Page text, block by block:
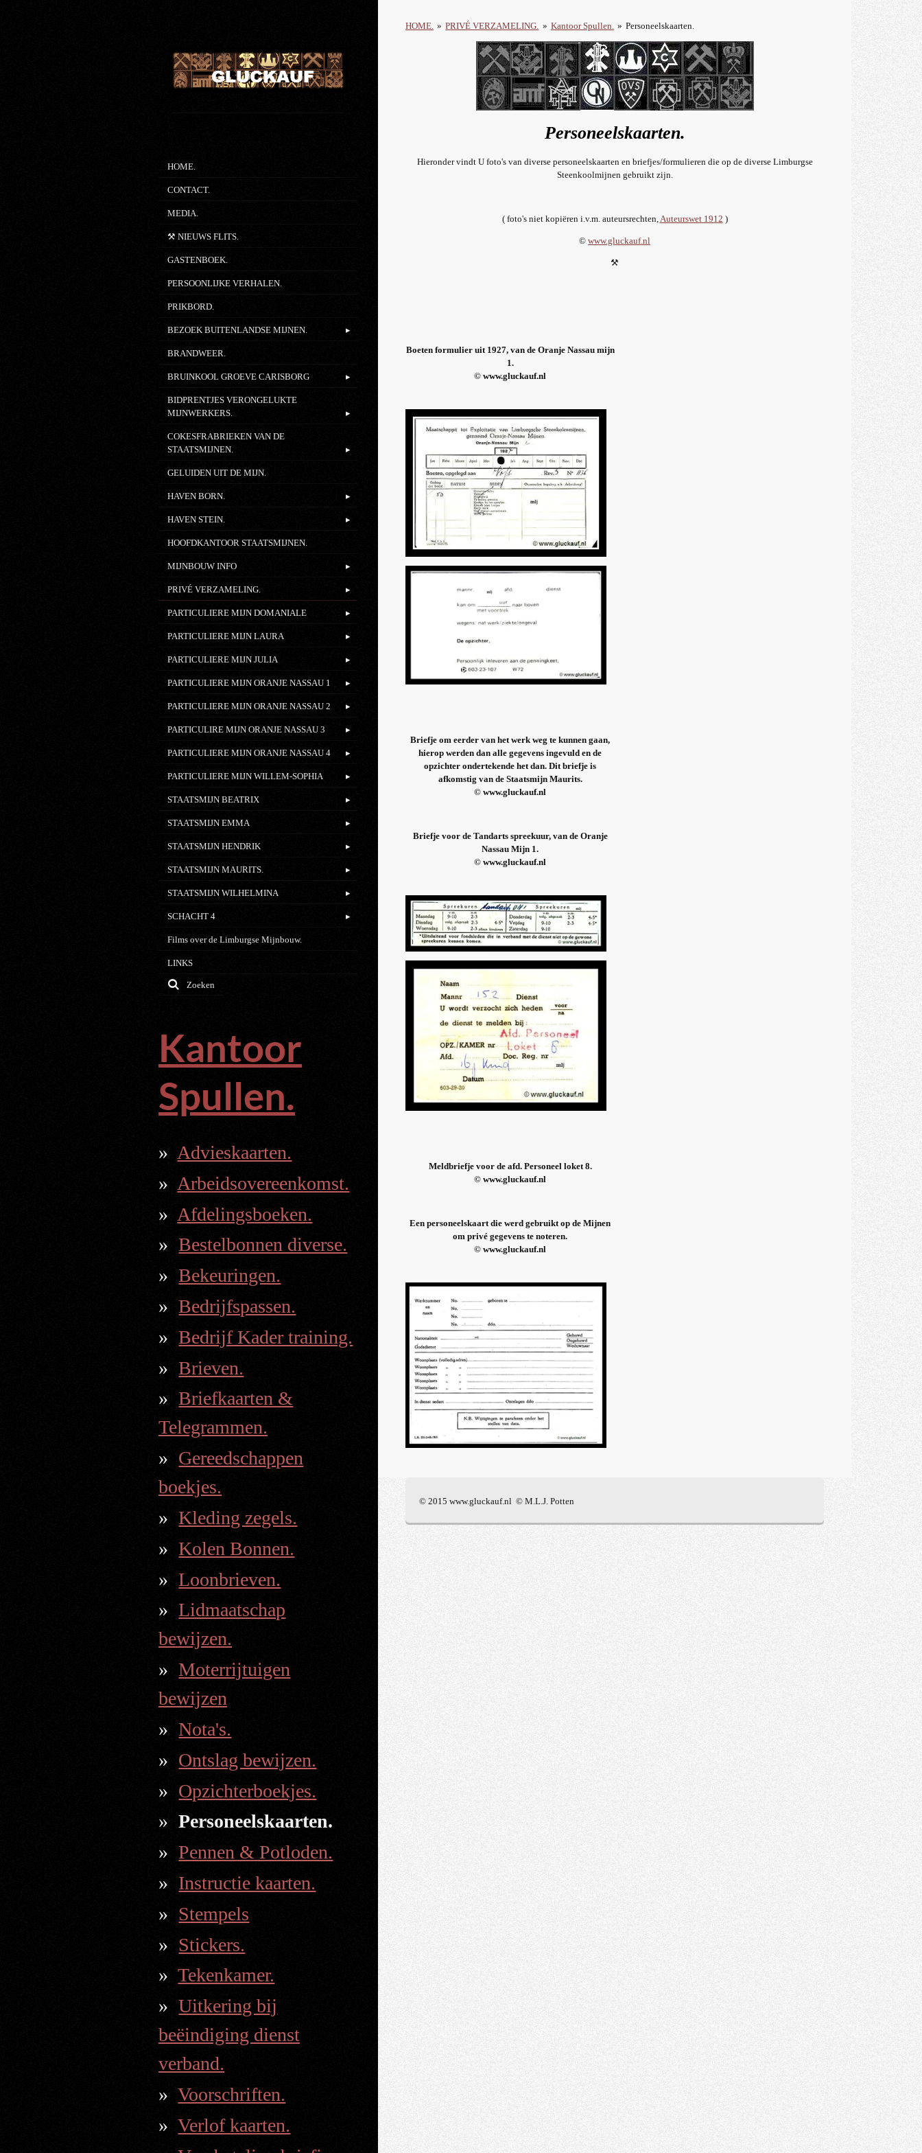
HOME. » PRIVÉ VERZAMELING. » Kantoor Spullen. » Personeelskaarten.
Personeelskaarten.
Hieronder vindt U foto's van diverse personeelskaarten en briefjes/formulieren die op de diverse Limburgse
Steenkoolmijnen gebruikt zijn.
( foto's niet kopiëren i.v.m. auteursrechten, Auteurswet 1912 )
©www.gluckauf.nl
⚒
Boeten formulier uit 1927, van de Oranje Nassau mijn
1.
© www.gluckauf.nl
Briefje om eerder van het werk weg te kunnen gaan,
hierop werden dan alle gegevens ingevuld en de
opzichter ondertekende het dan. Dit briefje is
afkomstig van de Staatsmijn Maurits.
© www.gluckauf.nl
Briefje voor de Tandarts spreekuur, van de Oranje
Nassau Mijn 1.
© www.gluckauf.nl
Meldbriefje voor de afd. Personeel loket 8.
© www.gluckauf.nl
Een personeelskaart die werd gebruikt op de Mijnen
om privé gegevens te noteren.
© www.gluckauf.nl
© 2015 www.gluckauf.nl © M.L.J. Potten
HOME.
CONTACT.
MEDIA.
⚒ NIEUWS FLITS.
GASTENBOEK.
PERSOONLIJKE VERHALEN.
PRIKBORD.
BEZOEK BUITENLANDSE MIJNEN.
BRANDWEER.
BRUINKOOL GROEVE CARISBORG
BIDPRENTJES VERONGELUKTE
MIJNWERKERS.
COKESFRABRIEKEN VAN DE
STAATSMIJNEN.
GELUIDEN UIT DE MIJN.
HAVEN BORN.
HAVEN STEIN.
HOOFDKANTOOR STAATSMIJNEN.
MIJNBOUW INFO
PRIVÉ VERZAMELING.
PARTICULIERE MIJN DOMANIALE
PARTICULIERE MIJN LAURA
PARTICULIERE MIJN JULIA
PARTICULIERE MIJN ORANJE NASSAU 1
PARTICULIERE MIJN ORANJE NASSAU 2
PARTICULIRE MIJN ORANJE NASSAU 3
PARTICULIERE MIJN ORANJE NASSAU 4
PARTICULIERE MIJN WILLEM-SOPHIA
STAATSMIJN BEATRIX
STAATSMIJN EMMA
STAATSMIJN HENDRIK
STAATSMIJN MAURITS.
STAATSMIJN WILHELMINA
SCHACHT 4
Films over de Limburgse Mijnbouw.
LINKS
Zoeken
Kantoor
Spullen.
Advieskaarten.
Arbeidsovereenkomst.
Afdelingsboeken.
Bestelbonnen diverse.
Bekeuringen.
Bedrijfspassen.
Bedrijf Kader training.
Brieven.
Briefkaarten &
Telegrammen.
Gereedschappen
boekjes.
Kleding zegels.
Kolen Bonnen.
Loonbrieven.
Lidmaatschap
bewijzen.
Moterrijtuigen
bewijzen
Nota's.
Ontslag bewijzen.
Opzichterboekjes.
Personeelskaarten.
Pennen & Potloden.
Instructie kaarten.
Stempels
Stickers.
Tekenkamer.
Uitkering bij
beëindiging dienst
verband.
Voorschriften.
Verlof kaarten.